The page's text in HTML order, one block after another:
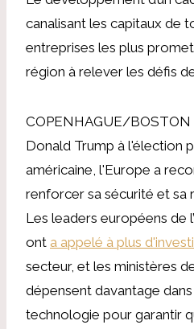
canalisant les capitaux de
entreprises les plus
région à relever les défis
COPENHAGUE/BOSTON
Donald Trump à l'élection
américaine, l'Europe a
renforcer sa sécurité et sa
Les leaders européens de
ont a appelé à plus
secteur, et les ministères
dépensent davantage
technologie pour garantir